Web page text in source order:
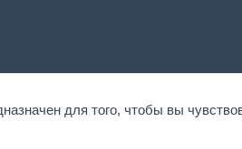
для того, чтобы вы